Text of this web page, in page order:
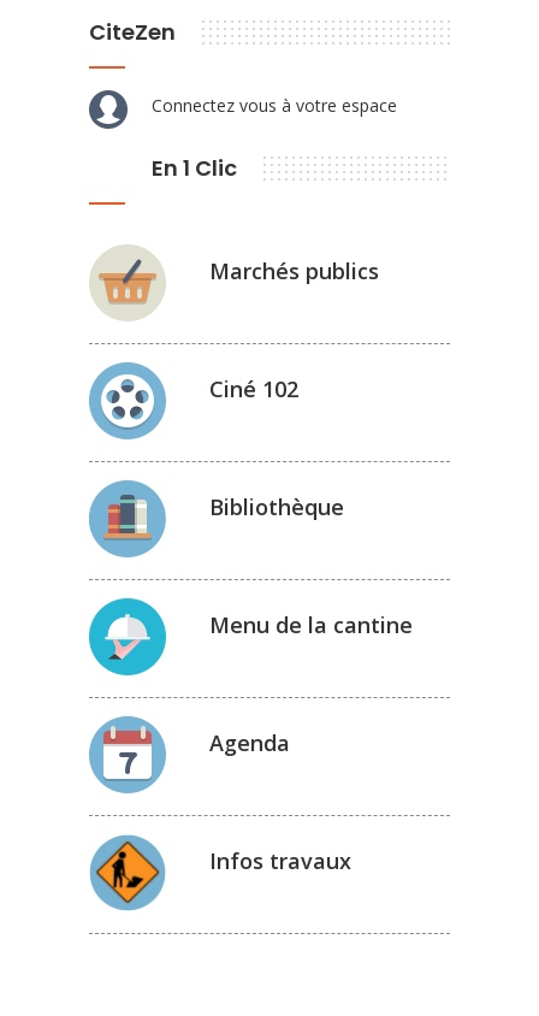
CiteZen
Connectez vous à votre espace
En 1 Clic
Marchés publics
Ciné 102
Bibliothèque
Menu de la cantine
Agenda
Infos travaux